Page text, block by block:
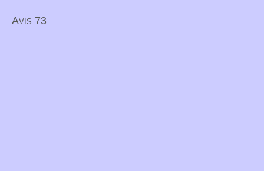
Avis 73